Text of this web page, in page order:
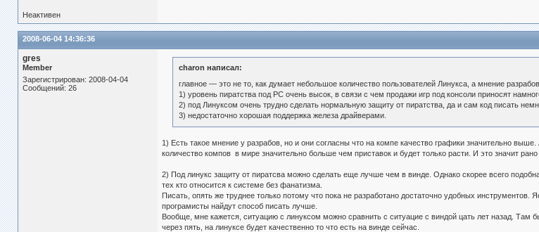
Неактивен
2008-06-04 14:36:36
gres
Member
Зарегистрирован: 2008-04-04
Сообщений: 26
charon написал:
главное — это не то, как думает небольшое количество пользователей Линукса, а мнение
1) уровень пиратства под РС очень высок, в связи с чем продажи игр под консоли приносят
2) под Линуксом очень трудно сделать нормальную защиту от пиратства, да и сам код писать
3) недостаточно хорошая поддержка железа драйверами.
1) Есть такое мнение у разрабов, но и они согласны что на компе качество графики значительно
количество компов в мире значительно больше чем приставок и будет только расти. И это значит
2) Под линукс защиту от пиратсва можно сделать еще лучше чем в винде. Однако скорее всего
тех кто относится к системе без фанатизма.
Писать, опять же труднее только потому что пока не разработано достаточно удобных инструментов.
програмисты найдут способ писать лучше.
Вообще, мне кажется, ситуацию с линуксом можно сравнить с ситуацие с виндой цать лет назад.
через пять, на линуксе будет качественно то что есть на винде сейчас.